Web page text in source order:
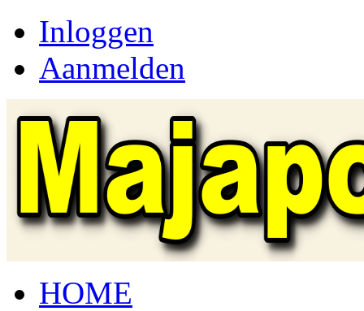
Inloggen
Aanmelden
HOME